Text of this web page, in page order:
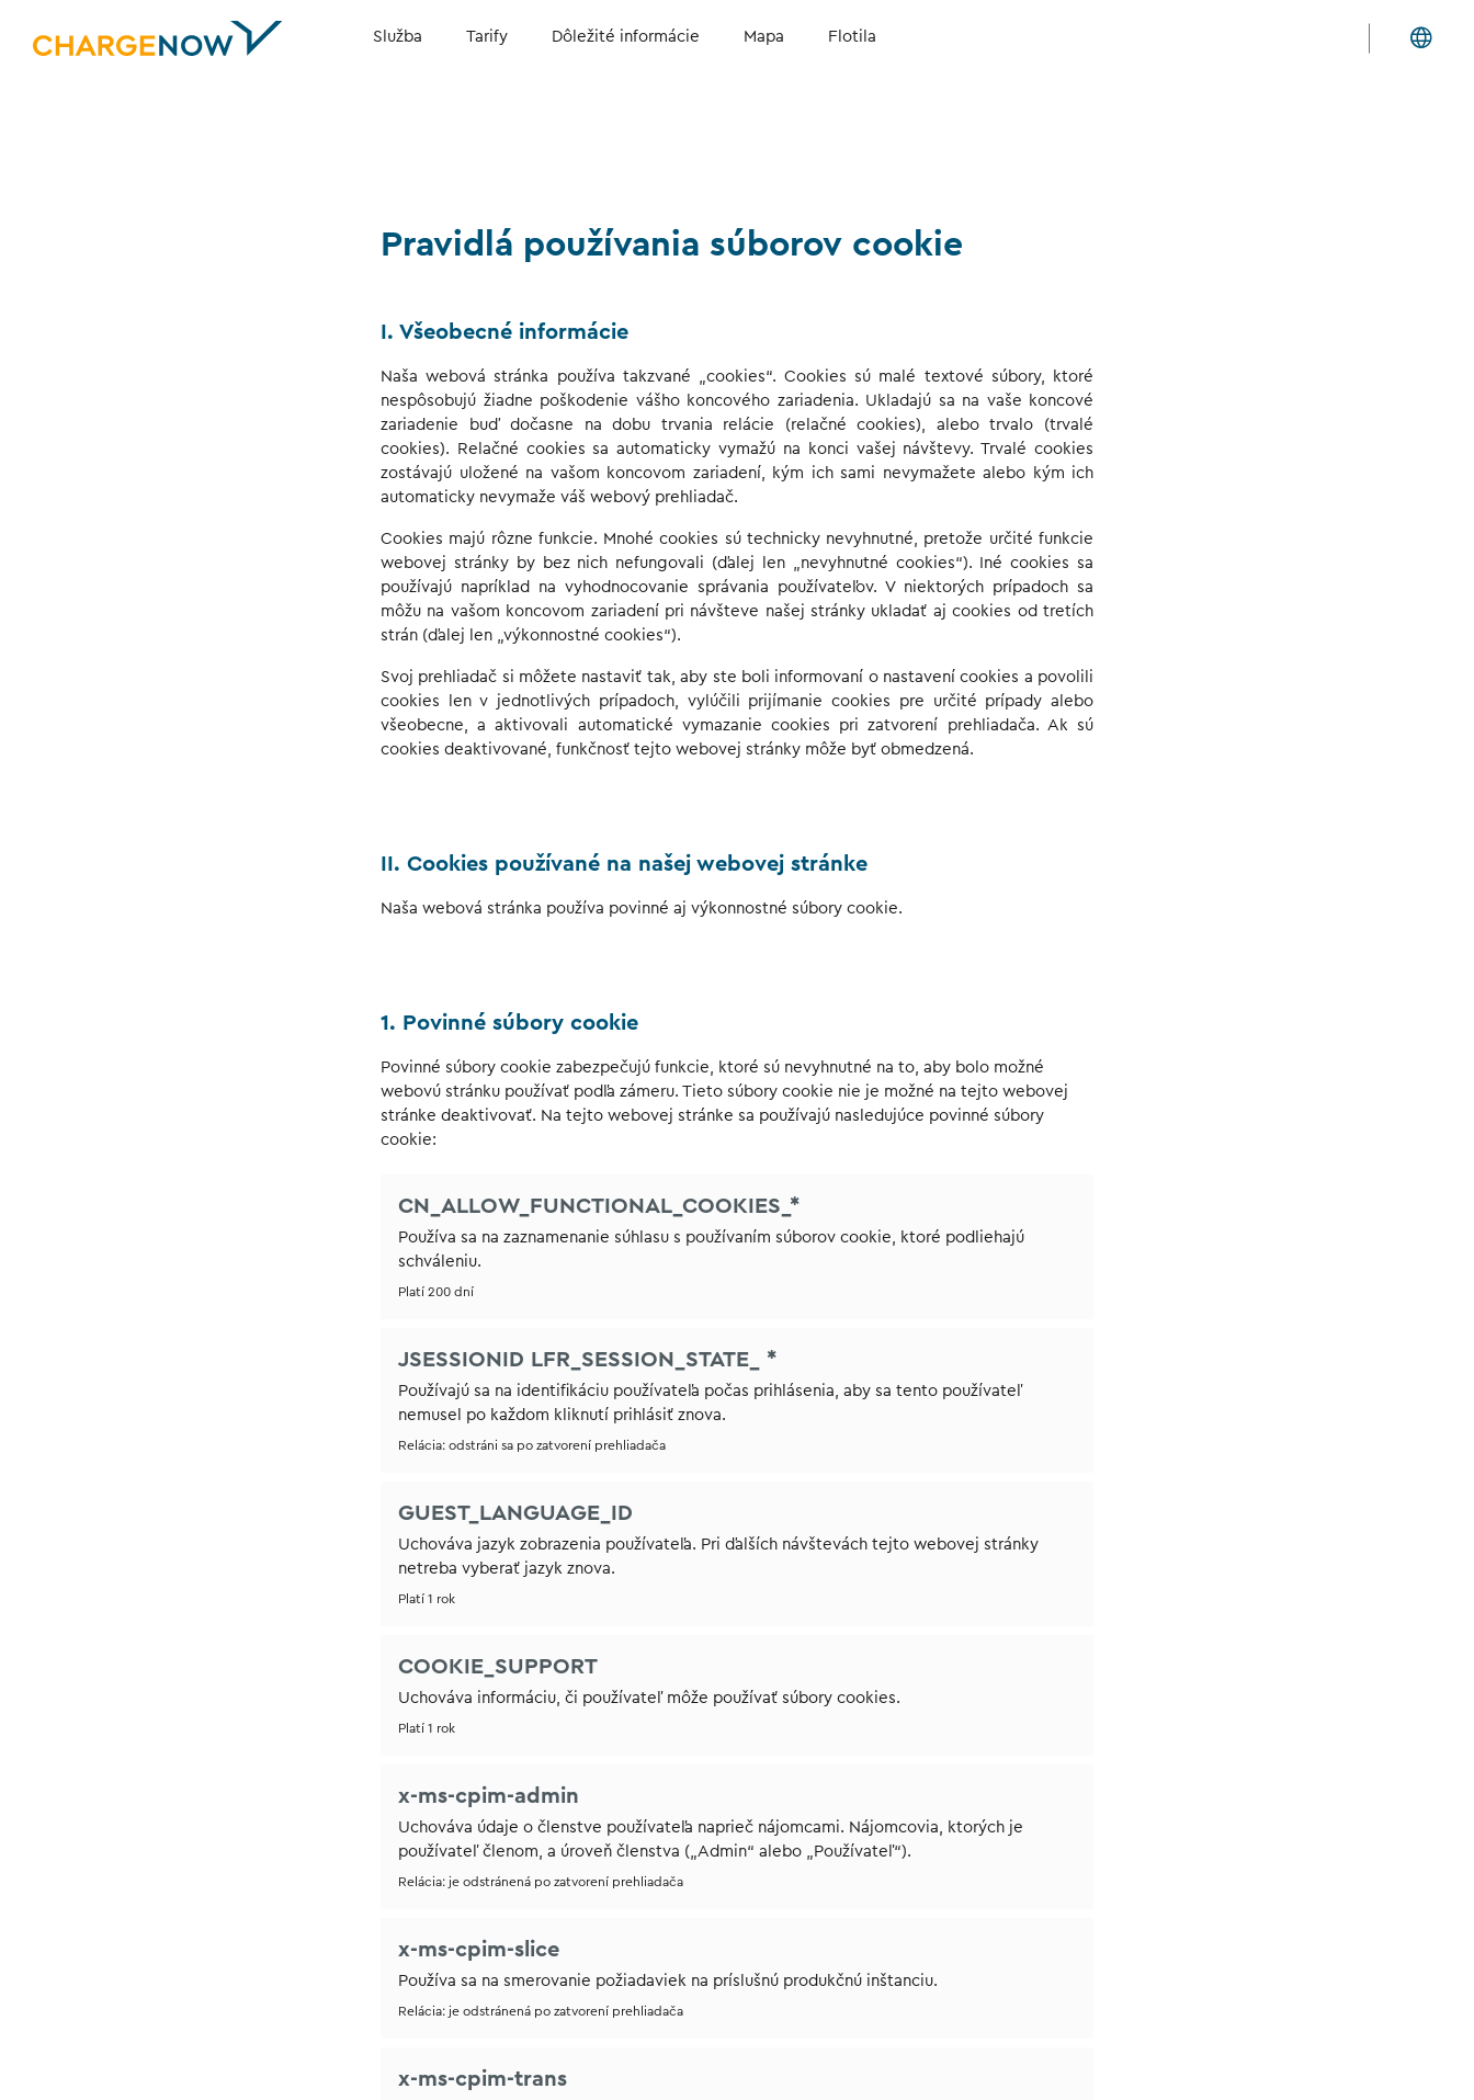
Služba Tarify Dôležité informácie Mapa Flotila
Pravidlá používania súborov cookie
I. Všeobecné informácie
Naša webová stránka používa takzvané „cookies“. Cookies sú malé textové súbory, ktoré
nespôsobujú žiadne poškodenie vášho koncového zariadenia. Ukladajú sa na vaše koncové
zariadenie buď dočasne na dobu trvania relácie (relačné cookies), alebo trvalo (trvalé
cookies). Relačné cookies sa automaticky vymažú na konci vašej návštevy. Trvalé cookies
zostávajú uložené na vašom koncovom zariadení, kým ich sami nevymažete alebo kým ich
automaticky nevymaže váš webový prehliadač.
Cookies majú rôzne funkcie. Mnohé cookies sú technicky nevyhnutné, pretože určité funkcie
webovej stránky by bez nich nefungovali (ďalej len „nevyhnutné cookies“). Iné cookies sa
používajú napríklad na vyhodnocovanie správania používateľov. V niektorých prípadoch sa
môžu na vašom koncovom zariadení pri návšteve našej stránky ukladať aj cookies od tretích
strán (ďalej len „výkonnostné cookies“).
Svoj prehliadač si môžete nastaviť tak, aby ste boli informovaní o nastavení cookies a povolili
cookies len v jednotlivých prípadoch, vylúčili prijímanie cookies pre určité prípady alebo
všeobecne, a aktivovali automatické vymazanie cookies pri zatvorení prehliadača. Ak sú
cookies deaktivované, funkčnosť tejto webovej stránky môže byť obmedzená.
II. Cookies používané na našej webovej stránke
Naša webová stránka používa povinné aj výkonnostné súbory cookie.
1. Povinné súbory cookie
Povinné súbory cookie zabezpečujú funkcie, ktoré sú nevyhnutné na to, aby bolo možné
webovú stránku používať podľa zámeru. Tieto súbory cookie nie je možné na tejto webovej
stránke deaktivovať. Na tejto webovej stránke sa používajú nasledujúce povinné súbory
cookie:
CN_ALLOW_FUNCTIONAL_COOKIES_*
Používa sa na zaznamenanie súhlasu s používaním súborov cookie, ktoré podliehajú
schváleniu.
Platí 200 dní
JSESSIONID LFR_SESSION_STATE_ *
Používajú sa na identifikáciu používateľa počas prihlásenia, aby sa tento používateľ
nemusel po každom kliknutí prihlásiť znova.
Relácia: odstráni sa po zatvorení prehliadača
GUEST_LANGUAGE_ID
Uchováva jazyk zobrazenia používateľa. Pri ďalších návštevách tejto webovej stránky
netreba vyberať jazyk znova.
Platí 1 rok
COOKIE_SUPPORT
Uchováva informáciu, či používateľ môže používať súbory cookies.
Platí 1 rok
x-ms-cpim-admin
Uchováva údaje o členstve používateľa naprieč nájomcami. Nájomcovia, ktorých je
používateľ členom, a úroveň členstva („Admin“ alebo „Používateľ“).
Relácia: je odstránená po zatvorení prehliadača
x-ms-cpim-slice
Používa sa na smerovanie požiadaviek na príslušnú produkčnú inštanciu.
Relácia: je odstránená po zatvorení prehliadača
x-ms-cpim-trans